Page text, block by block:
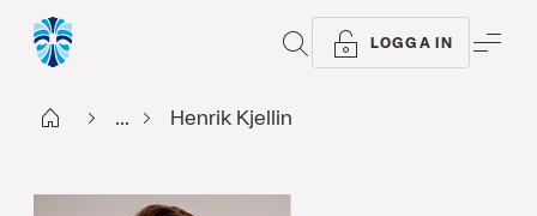
SÖK LOGGA IN
Start ... Henrik Kjellin